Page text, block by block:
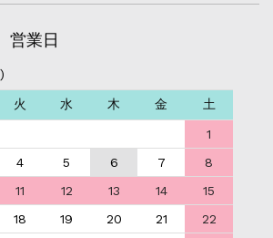
業日
火 水 木 金 土
1
4 5 6 7
8
11 12 13 14
15
18 19 20 21
22